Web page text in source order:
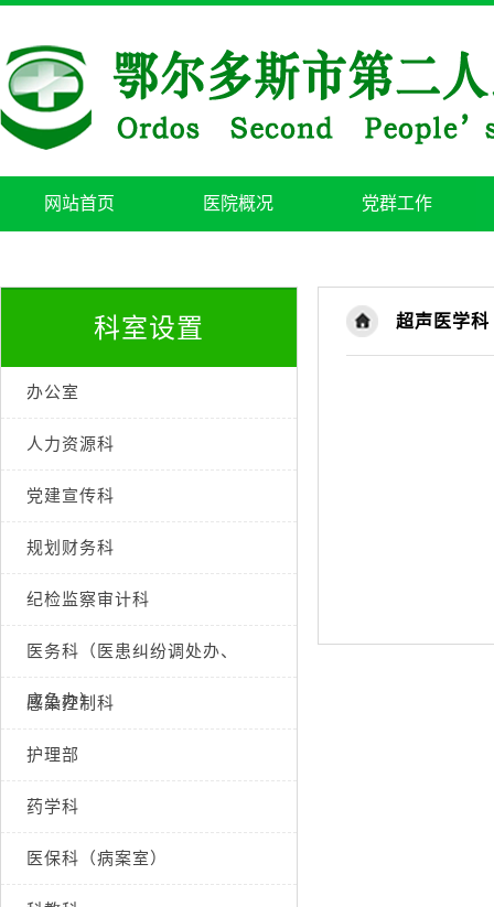
网站首页 医院概况 党群工作
科室设置
办公室
人力资源科
党建宣传科
规划财务科
纪检监察审计科
医务科（医患纠纷调处办、
应急办）
感染控制科
护理部
药学科
医保科（病案室）
超声医学